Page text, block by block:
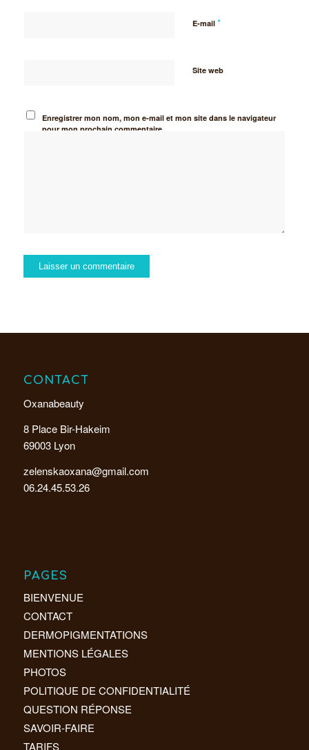
E-mail *
Site web
Enregistrer mon nom, mon e-mail et mon site dans le navigateur
pour mon prochain commentaire.
CONTACT
Oxanabeauty
8 Place Bir-Hakeim
69003 Lyon
zelenskaoxana@gmail.com
06.24.45.53.26
PAGES
BIENVENUE
CONTACT
DERMOPIGMENTATIONS
MENTIONS LÉGALES
PHOTOS
POLITIQUE DE CONFIDENTIALITÉ
QUESTION RÉPONSE
SAVOIR-FAIRE
TARIFS